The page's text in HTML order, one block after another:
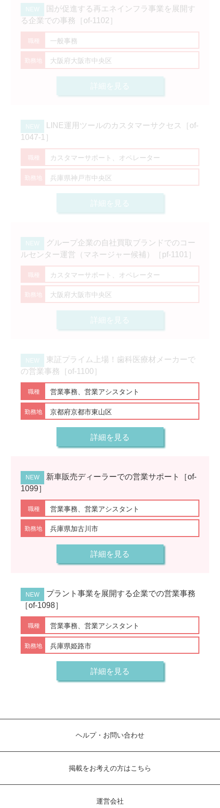
国が促進する再エネインフラ事業を展開す
る企業での事務［of-1102］
一般事務
大阪府大阪市中央区
詳細を見る
LINE運用ツールのカスタマーサクセス［of-
1047-1］
カスタマーサポート、オペレーター
兵庫県神戸市中央区
詳細を見る
グループ企業の自社買取ブランドでのコー
ルセンター運営（マネージャー候補）［pf-1101］
カスタマーサポート、オペレーター
大阪府大阪市中央区
詳細を見る
東証プライム上場！歯科医療材メーカーで
の営業事務［of-1100］
営業事務、営業アシスタント
京都府京都市東山区
詳細を見る
新車販売ディーラーでの営業サポート［of-
1099］
営業事務、営業アシスタント
兵庫県加古川市
詳細を見る
プラント事業を展開する企業での営業事務
［of-1098］
営業事務、営業アシスタント
兵庫県姫路市
詳細を見る
ヘルプ・お問い合わせ
掲載をお考えの方はこちら
運営会社